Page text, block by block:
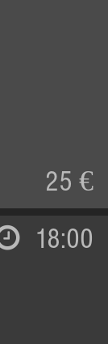
25 €
18:00